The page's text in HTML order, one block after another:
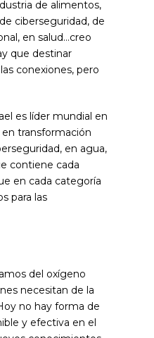
de alimentos,
ciberseguridad, de
en salud…creo
que destinar
conexiones, pero
es líder mundial en
transformación
en agua,
contiene cada
en cada categoría
para las
del oxígeno
necesitan de la
no hay forma de
y efectiva en el